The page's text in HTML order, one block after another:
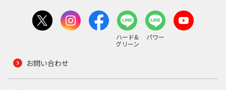
ハード&
グリーン
パワー
お問い合わせ